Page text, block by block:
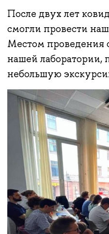
После двух лет
смогли провести
Местом проведения
нашей
небольшую